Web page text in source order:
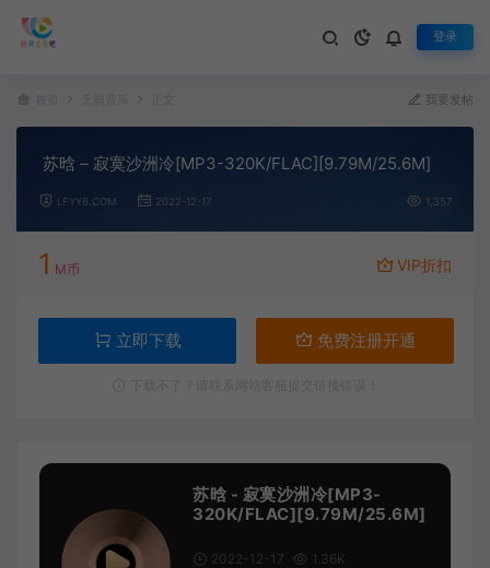
登录
我要发帖
苏晗 – 寂寞沙洲冷[MP3-320K/FLAC][9.79M/25.6M]
LFYY8.COM 2022-12-17 1,357
1 M币 VIP折扣
立即下载 免费注册开通
苏晗 - 寂寞沙洲冷[MP3-
320K/FLAC][9.79M/25.6M]
2022-12-17 1.36K